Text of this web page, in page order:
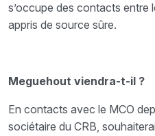
s’occupe des contacts entre
appris de source sûre.
Meguehout viendra-t-il ?
En contacts avec le MCO
sociétaire du CRB,